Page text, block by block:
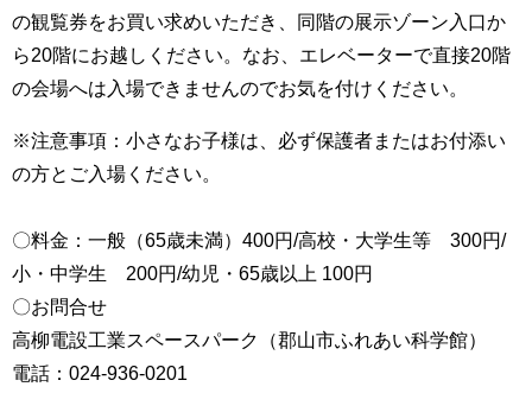
の観覧券をお買い求めいただき、同階の展示ゾーン入口か
ら20階にお越しください。なお、エレベーターで直接20階
の会場へは入場できませんのでお気を付けください。
※注意事項：小さなお子様は、必ず保護者またはお付添い
の方とご入場ください。
〇料金：一般（65歳未満）400円/高校・大学生等 300円/
小・中学生 200円/幼児・65歳以上 100円
〇お問合せ
高柳電設工業スペースパーク（郡山市ふれあい科学館）
電話：024-936-0201